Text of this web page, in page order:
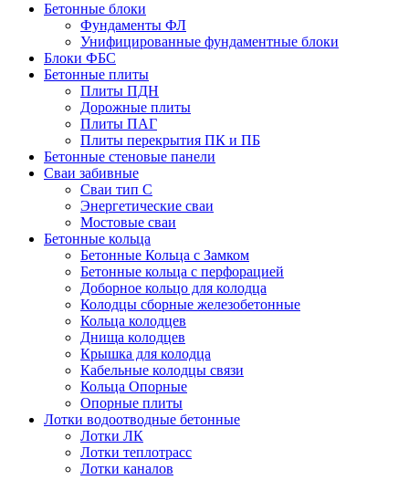
Бетонные блоки
Фундаменты ФЛ
Унифицированные фундаментные блоки
Блоки ФБС
Бетонные плиты
Плиты ПДН
Дорожные плиты
Плиты ПАГ
Плиты перекрытия ПК и ПБ
Бетонные стеновые панели
Сваи забивные
Сваи тип С
Энергетические сваи
Mостовые сваи
Бетонные кольца
Бетонные Кольца с Замком
Бетонные кольца с перфорацией
Доборное кольцо для колодца
Колодцы сборные железобетонные
Кольца колодцев
Днища колодцев
Крышка для колодца
Кабельные колодцы связи
Кольца Опорные
Опорные плиты
Лотки водоотводные бетонные
Лотки ЛК
Лотки теплотрасс
Лотки каналов